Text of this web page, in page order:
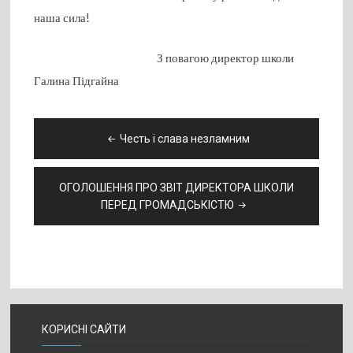
наша сила!
З повагою директор школи
Галина Підгайна
Честь і слава незламним
ОГОЛОШЕННЯ ПРО ЗВІТ ДИРЕКТОРА ШКОЛИ
ПЕРЕД ГРОМАДСЬКІСТЮ
КОРИСНІ САЙТИ